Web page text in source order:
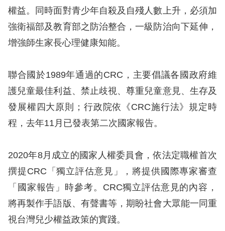
權益。同時面對青少年自殺及自殘人數上升，必須加
強衛福部及教育部之防治整合，一級防治向下延伸，
增強師生家長心理健康知能。
聯合國於1989年通過的CRC，主要倡議各國政府維
護兒童最佳利益、禁止歧視、尊重兒童意見、生存及
發展權四大原則；行政院依《CRC施行法》規定時
程，去年11月已發表第二次國家報告。
2020年8月成立的國家人權委員會，依法定職權首次
撰提CRC「獨立評估意見」，將提供國際專家審查
「國家報告」時參考。CRC獨立評估意見的內容，
將再製作手語版、有聲書等，期盼社會大眾能一同重
視台灣兒少權益政策的實踐。